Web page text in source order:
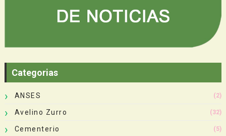
Categorias
ANSES (2)
Avelino Zurro (32)
Cementerio (5)